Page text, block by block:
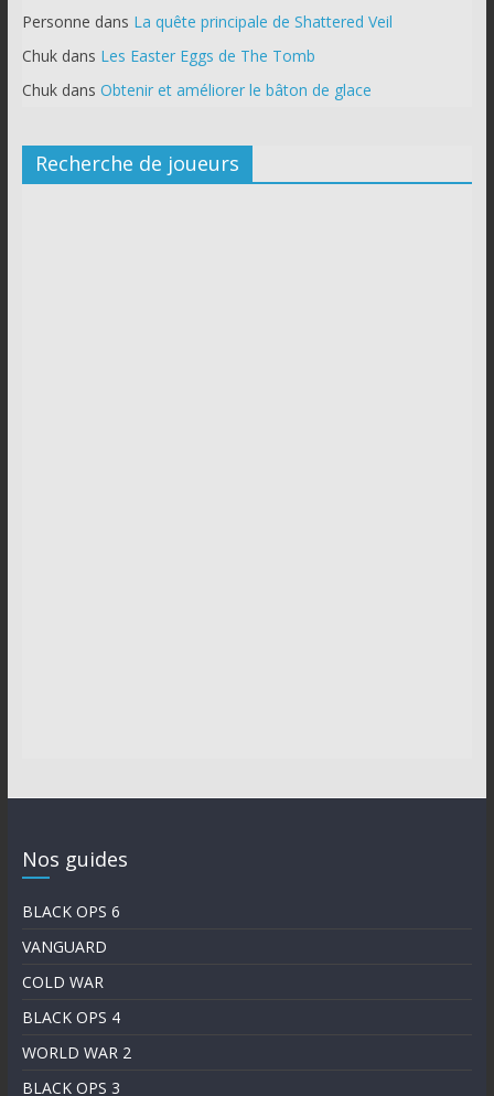
Personne dans La quête principale de Shattered Veil
Chukdans Les Easter Eggs de The Tomb
Chukdans Obtenir et améliorer le bâton de glace
Recherche de joueurs
Nos guides
BLACK OPS 6
VANGUARD
COLD WAR
BLACK OPS 4
WORLD WAR 2
BLACK OPS 3